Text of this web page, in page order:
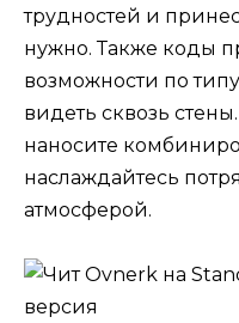
трудностей и
нужно. Также коды
возможности по
видеть сквозь
наносите
наслаждайтесь
атмосферой.